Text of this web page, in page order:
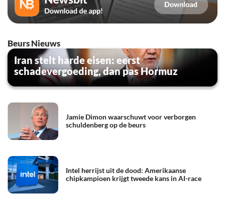
Beurs Nieuws
Iran stelt harde eisen: eerst
schadevergoeding, dan pas Hormuz
Jamie Dimon waarschuwt voor verborgen
schuldenberg op de beurs
Intel herrijst uit de dood: Amerikaanse
chipkampioen krijgt tweede kans in AI-race